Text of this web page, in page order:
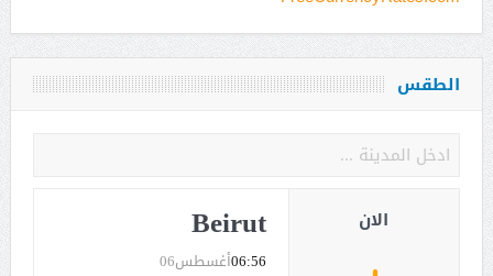
الطقس
Beirut
أغسطس0606:56
الان